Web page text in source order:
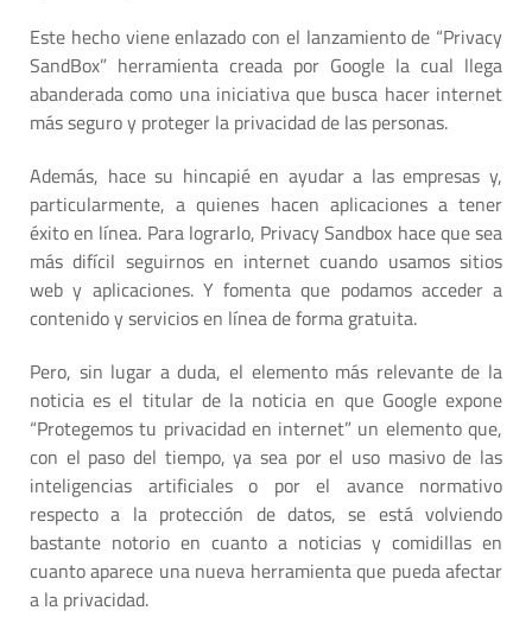
Este hecho viene enlazado con el lanzamiento de “Privacy
SandBox” herramienta creada por Google la cual llega
abanderada como una iniciativa que busca hacer internet
más seguro y proteger la privacidad de las personas.
Además, hace su hincapié en ayudar a las empresas y,
particularmente, a quienes hacen aplicaciones a tener
éxito en línea. Para lograrlo, Privacy Sandbox hace que sea
más difícil seguirnos en internet cuando usamos sitios
web y aplicaciones. Y fomenta que podamos acceder a
contenido y servicios en línea de forma gratuita.
Pero, sin lugar a duda, el elemento más relevante de la
noticia es el titular de la noticia en que Google expone
“Protegemos tu privacidad en internet” un elemento que,
con el paso del tiempo, ya sea por el uso masivo de las
inteligencias artificiales o por el avance normativo
respecto a la protección de datos, se está volviendo
bastante notorio en cuanto a noticias y comidillas en
cuanto aparece una nueva herramienta que pueda afectar
a la privacidad.